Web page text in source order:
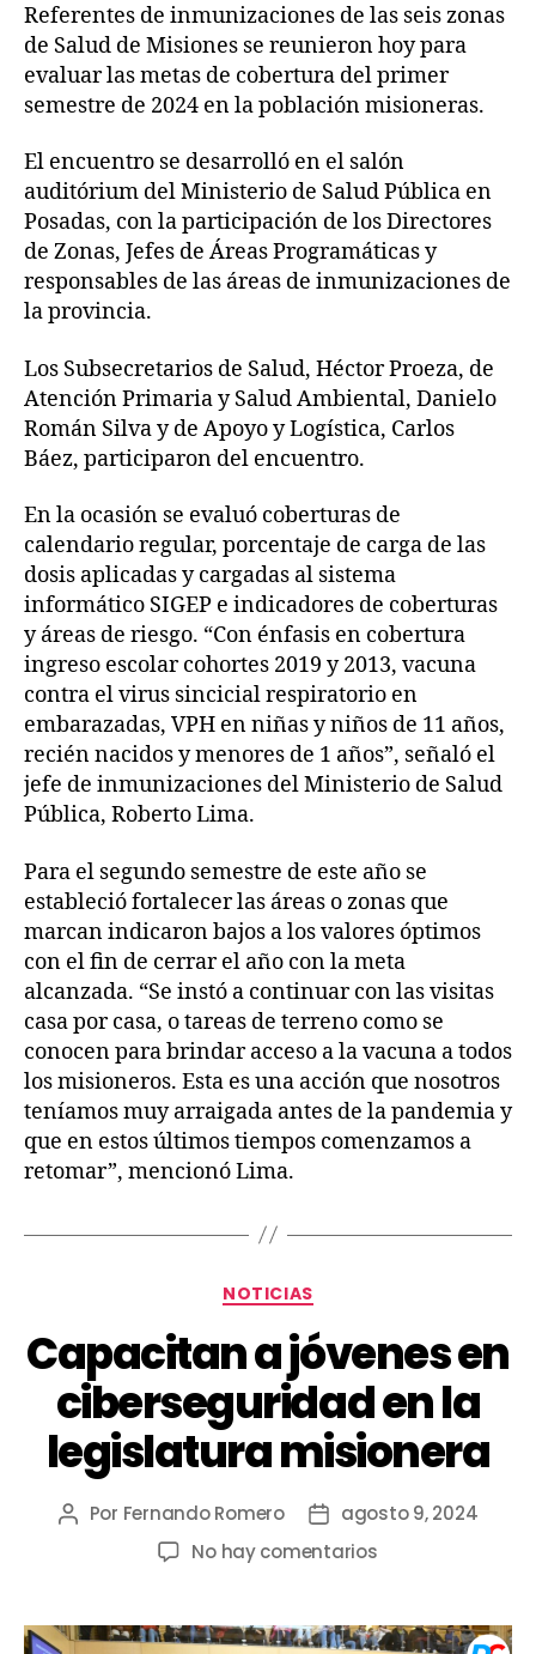
Referentes de inmunizaciones de las seis zonas
de Salud de Misiones se reunieron hoy para
evaluar las metas de cobertura del primer
semestre de 2024 en la población misioneras.
El encuentro se desarrolló en el salón
auditórium del Ministerio de Salud Pública en
Posadas, con la participación de los Directores
de Zonas, Jefes de Áreas Programáticas y
responsables de las áreas de inmunizaciones de
la provincia.
Los Subsecretarios de Salud, Héctor Proeza, de
Atención Primaria y Salud Ambiental, Danielo
Román Silva y de Apoyo y Logística, Carlos
Báez, participaron del encuentro.
En la ocasión se evaluó coberturas de
calendario regular, porcentaje de carga de las
dosis aplicadas y cargadas al sistema
informático SIGEP e indicadores de coberturas
y áreas de riesgo. “Con énfasis en cobertura
ingreso escolar cohortes 2019 y 2013, vacuna
contra el virus sincicial respiratorio en
embarazadas, VPH en niñas y niños de 11 años,
recién nacidos y menores de 1 años”, señaló el
jefe de inmunizaciones del Ministerio de Salud
Pública, Roberto Lima.
Para el segundo semestre de este año se
estableció fortalecer las áreas o zonas que
marcan indicaron bajos a los valores óptimos
con el fin de cerrar el año con la meta
alcanzada. “Se instó a continuar con las visitas
casa por casa, o tareas de terreno como se
conocen para brindar acceso a la vacuna a todos
los misioneros. Esta es una acción que nosotros
teníamos muy arraigada antes de la pandemia y
que en estos últimos tiempos comenzamos a
retomar”, mencionó Lima.
NOTICIAS
Capacitan a jóvenes en
ciberseguridad en la
legislatura misionera
Por Fernando Romero
agosto 9, 2024
No hay comentarios